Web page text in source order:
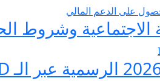
الاجتماعية وشروط